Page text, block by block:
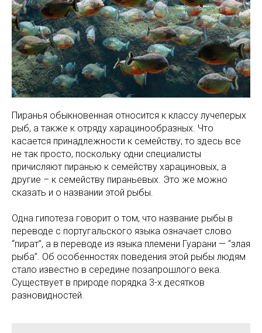
Пиранья обыкновенная относится к классу лучеперых
рыб, а также к отряду харацинообразных. Что
касается принадлежности к семейству, то здесь все
не так просто, поскольку одни специалисты
причисляют пиранью к семейству харациновых, а
другие – к семейству пираньевых. Это же можно
сказать и о названии этой рыбы.
Одна гипотеза говорит о том, что название рыбы в
переводе с португальского языка означает слово
“пират”, а в переводе из языка племени Гуарани — “злая
рыба”. Об особенностях поведения этой рыбы людям
стало известно в середине позапрошлого века.
Существует в природе порядка 3-х десятков
разновидностей.